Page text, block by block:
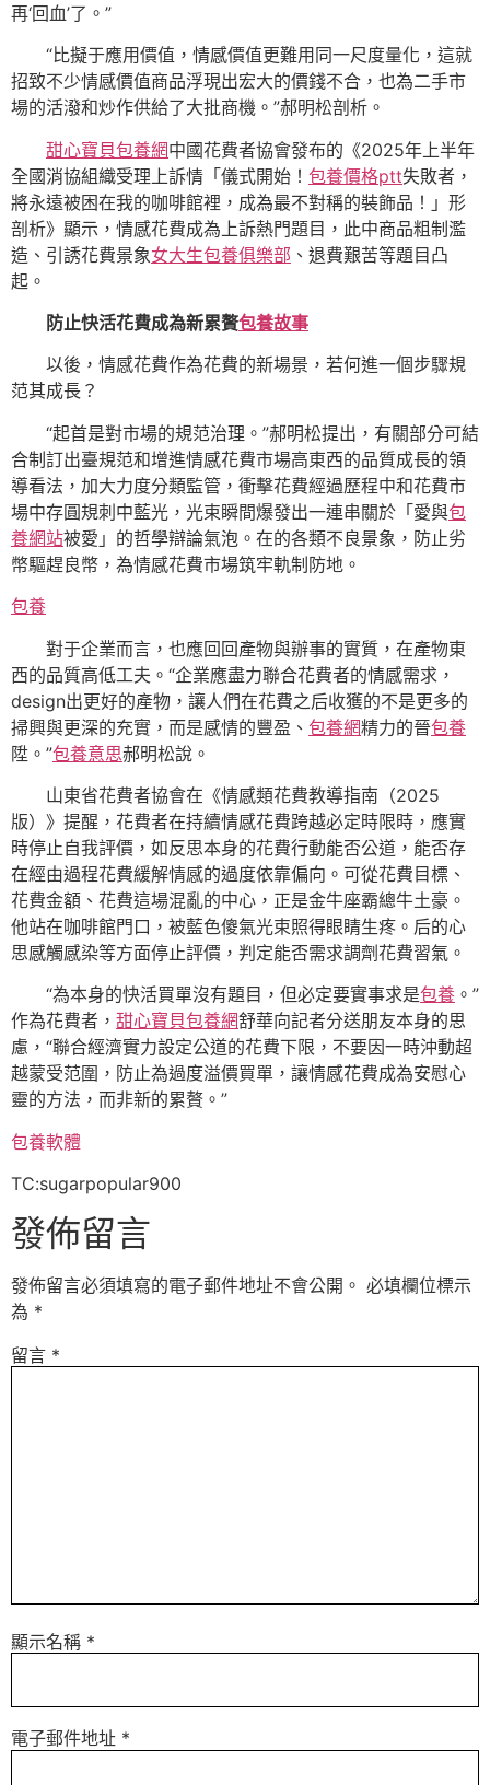
再‘回血’了。”
“比擬于應用價值，情感價值更難用同一尺度量化，這就
招致不少情感價值商品浮現出宏大的價錢不合，也為二手市
場的活潑和炒作供給了大批商機。”郝明松剖析。
甜心寶貝包養網中國花費者協會發布的《2025年上半年
全國消協組織受理上訴情「儀式開始！ 包養價格ptt失敗者，
將永遠被困在我的咖啡館裡，成為最不對稱的裝飾品！」形
剖析》顯示，情感花費成為上訴熱門題目，此中商品粗制濫
造、引誘花費景象女大生包養俱樂部 、退費艱苦等題目凸
起。
防止快活花費成為新累贅包養故事
以後，情感花費作為花費的新場景，若何進一個步驟規
范其成長？
“起首是對市場的規范治理。”郝明松提出，有關部分可結
合制訂出臺規范和增進情感花費市場高東西的品質成長的領
導看法，加大力度分類監管，衝擊花費經過歷程中和花費市
場中存圓規刺中藍光，光束瞬間爆發出一連串關於「愛與包
養網站被愛」的哲學辯論氣泡。在的各類不良景象，防止劣
幣驅趕良幣，為情感花費市場筑牢軌制防地。
包養
對于企業而言，也應回回產物與辦事的實質，在產物東
西的品質高低工夫。“企業應盡力聯合花費者的情感需求，
design出更好的產物，讓人們在花費之后收獲的不是更多的
掃興與更深的充實，而是感情的豐盈、 包養網精力的晉包養
陞。”包養意思郝明松說。
山東省花費者協會在《情感類花費教導指南（2025
版）》提醒，花費者在持續情感花費跨越必定時限時，應實
時停止自我評價，如反思本身的花費行動能否公道，能否存
在經由過程花費緩解情感的過度依靠偏向。可從花費目標、
花費金額、花費這場混亂的中心，正是金牛座霸總牛土豪。
他站在咖啡館門口，被藍色傻氣光束照得眼睛生疼。后的心
思感觸感染等方面停止評價，判定能否需求調劑花費習氣。
“為本身的快活買單沒有題目，但必定要實事求是包養 。”
作為花費者， 甜心寶貝包養網舒華向記者分送朋友本身的思
慮，“聯合經濟實力設定公道的花費下限，不要因一時沖動超
越蒙受范圍，防止為過度溢價買單，讓情感花費成為安慰心
靈的方法，而非新的累贅。”
包養軟體
TC:sugarpopular900
發佈留言
發佈留言必須填寫的電子郵件地址不會公開。 必填欄位標示
為 *
留言 *
顯示名稱 *
電子郵件地址 *